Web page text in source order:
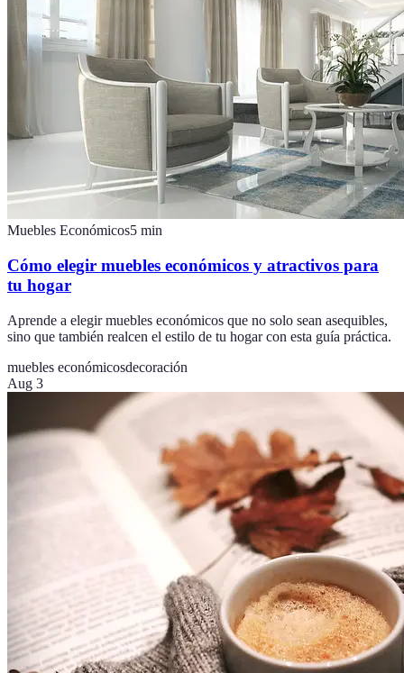
Muebles Económicos5 min
Cómo elegir muebles económicos y atractivos para
tu hogar
Aprende a elegir muebles económicos que no solo sean asequibles,
sino que también realcen el estilo de tu hogar con esta guía práctica.
muebles económicosdecoración
Aug 3